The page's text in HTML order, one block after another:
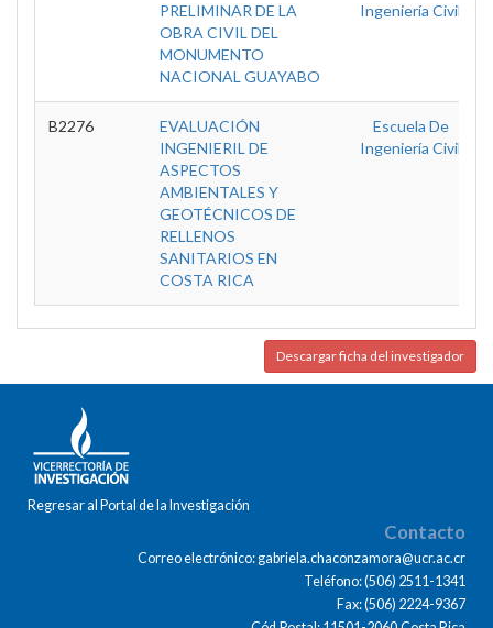
PRELIMINAR DE LA
OBRA CIVIL DEL
MONUMENTO
NACIONAL GUAYABO
Ingeniería Civil
B2276
EVALUACIÓN
INGENIERIL DE
ASPECTOS
AMBIENTALES Y
GEOTÉCNICOS DE
RELLENOS
SANITARIOS EN
COSTA RICA
Escuela De
Ingeniería Civil
Descargar ficha del investigador
Regresar al Portal de la Investigación
Contacto
Correo electrónico: gabriela.chaconzamora@ucr.ac.cr
Teléfono: (506) 2511-1341
Fax: (506) 2224-9367